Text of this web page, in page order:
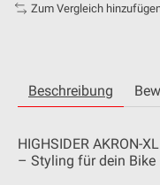
Zum Vergleich
Beschreibung
HIGHSIDER AKRON-
– Styling für dein Bike